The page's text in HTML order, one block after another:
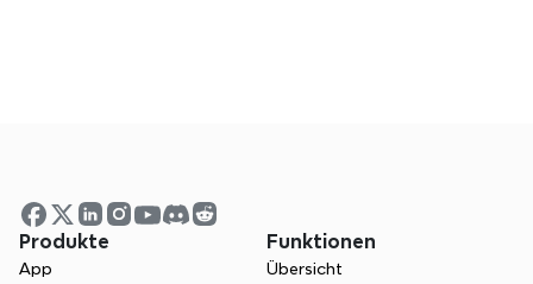
Beginne heute mit dem Mind
Mapping
Probieren Sie Xmind kostenlos aus.
Produkte
App
Funktionen
Übersicht